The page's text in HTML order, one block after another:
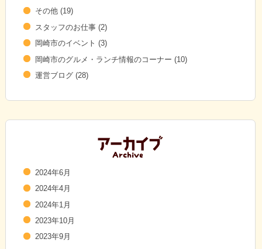
その他(19)
スタッフのお仕事(2)
岡崎市のイベント (3)
岡崎市のグルメ・ランチ情報のコーナー (10)
運営ブログ(28)
2024年6月
2024年4月
2024年1月
2023年10月
2023年9月